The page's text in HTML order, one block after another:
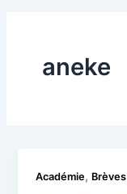
aneke
Académie, Brèves